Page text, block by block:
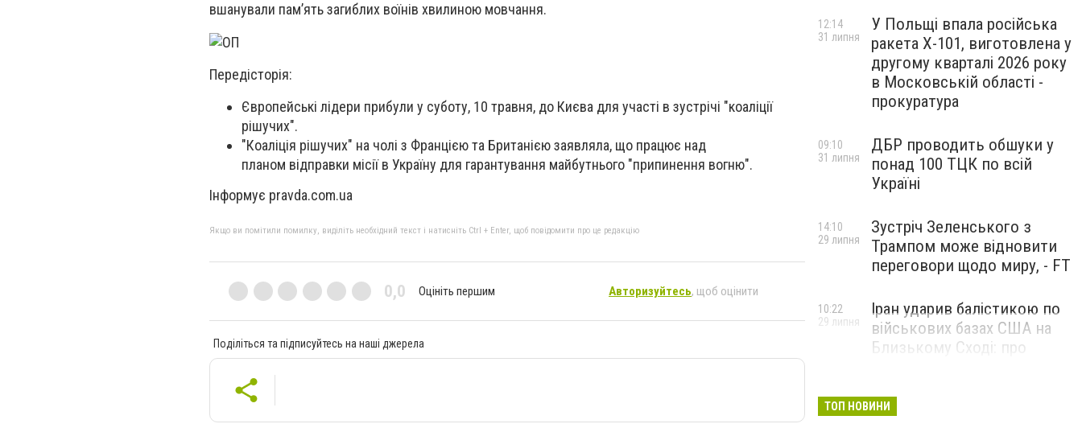
вшанували памʼять загиблих воїнів хвилиною мовчання.
Передісторія:
Європейські лідери прибули у суботу, 10 травня, до Києва для участі в зустрічі "коаліції
рішучих".
"Коаліція рішучих" на чолі з Францією та Британією заявляла, що працює над
планом відправки місії в Україну для гарантування майбутнього "припинення вогню".
Інформує pravda.com.ua
Якщо ви помітили помилку, виділіть необхідний текст і натисніть Ctrl + Enter, щоб повідомити про це редакцію
0,0 Оцініть першим Авторизуйтесь, щоб оцінити
Поділіться та підписуйтесь на наші джерела
У Польщі впала російська
ракета X-101, виготовлена у
другому кварталі 2026 року
в Московській області -
прокуратура
12:14
31 липня
ДБР проводить обшуки у
понад 100 ТЦК по всій
Україні
09:10
31 липня
Зустріч Зеленського з
Трампом може відновити
переговори щодо миру, - FT
14:10
29 липня
Іран ударив балістикою по
військових базах США на
Близькому Сході: про
10:22
29 липня
ТОП НОВИНИ